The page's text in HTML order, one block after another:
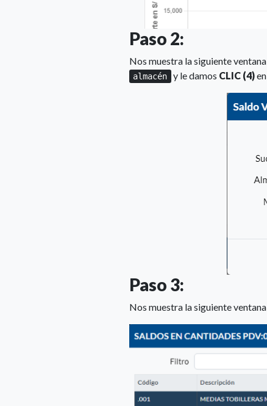
Paso 2:
Nos muestra la siguiente
almacén y le damos CLIC (4)en
Paso 3:
Nos muestra la siguiente